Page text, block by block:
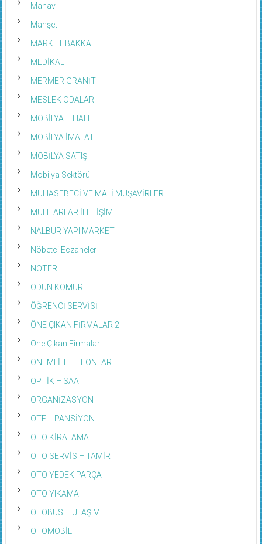
Manav
Manşet
MARKET BAKKAL
MEDİKAL
MERMER GRANİT
MESLEK ODALARI
MOBİLYA – HALI
MOBİLYA İMALAT
MOBİLYA SATIŞ
Mobilya Sektörü
MUHASEBECİ VE MALİ MÜŞAVİRLER
MUHTARLAR İLETİŞİM
NALBUR YAPI MARKET
Nöbetci Eczaneler
NOTER
ODUN KÖMÜR
ÖĞRENCİ SERVİSİ
ÖNE ÇIKAN FİRMALAR 2
Öne Çıkan Firmalar
ÖNEMLİ TELEFONLAR
OPTİK – SAAT
ORGANİZASYON
OTEL -PANSİYON
OTO KİRALAMA
OTO SERVİS – TAMİR
OTO YEDEK PARÇA
OTO YIKAMA
OTOBÜS – ULAŞIM
OTOMOBİL